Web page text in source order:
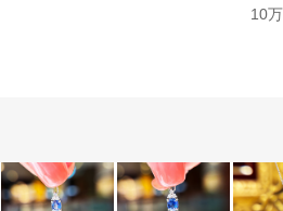
10